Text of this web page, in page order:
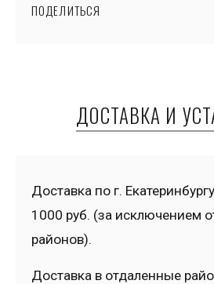
ПОДЕЛИТЬСЯ
ДОСТАВКА И
Доставка по г.
1000 руб. (за исключением
районов).
Доставка в отдаленные